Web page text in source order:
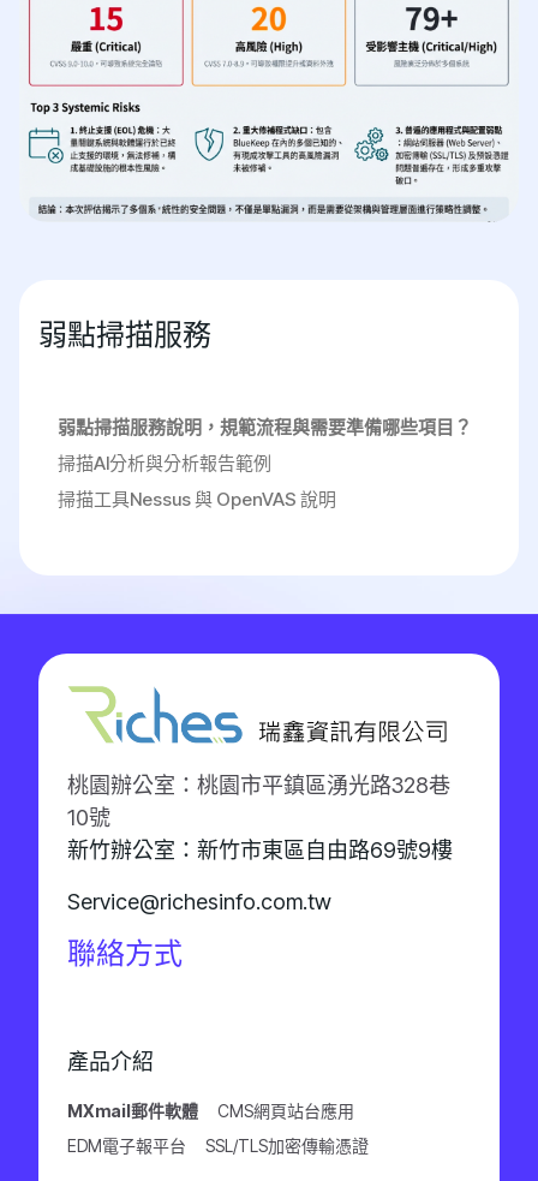
弱點掃描服務
弱點掃描服務說明，規範流程與需要準備哪些項目？
掃描AI分析與分析報告範例
掃描工具Nessus 與 OpenVAS 說明
桃園辦公室：桃園市平鎮區湧光路328巷
10號
新竹辦公室：新竹市東區自由路69號9樓
Service@richesinfo.com.tw
聯絡方式
產品介紹
MXmail郵件軟體
CMS網頁站台應用
EDM電子報平台
SSL/TLS加密傳輸憑證